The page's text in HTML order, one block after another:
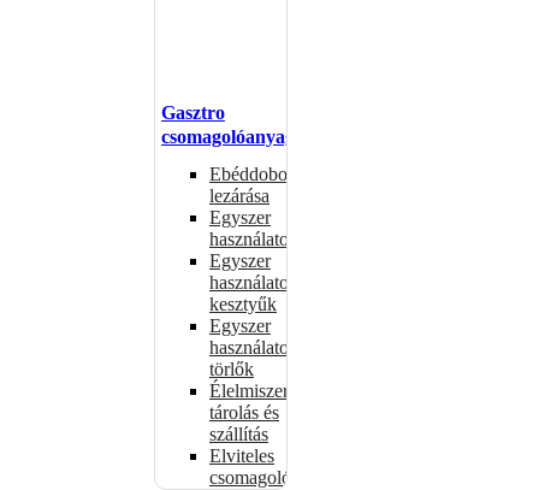
Gasztro
csomagolóanyagok
Ebéddobozok
lezárása
Egyszer
használatos
Egyszer
használatos
kesztyűk
Egyszer
használatos
törlők
Élelmiszer-
tárolás és
szállítás
Elviteles
csomagolóanyagok